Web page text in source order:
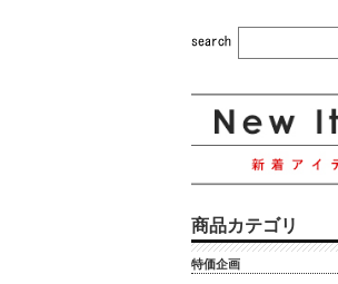
商品カテゴリ
特価企画